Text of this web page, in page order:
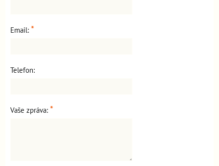
Email: *
Telefon:
Vaše zpráva: *